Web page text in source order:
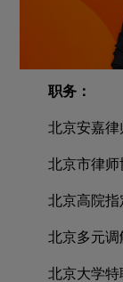
职务：
北京安嘉律
北京市律师
北京高院指
北京多元调
北京大学特